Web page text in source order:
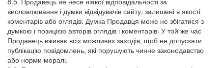
висловлювання і думки відвідувачів сайту, залишені в якості
коментарів або оглядів. Думка Продавця може не збігатися з
думкою і позицією авторів оглядів і коментарів. У той же час
Продавець вживає всіх можливих заходів, щоб не допускати
публікацію повідомлень, які порушують чинне законодавство
або норми моралі.